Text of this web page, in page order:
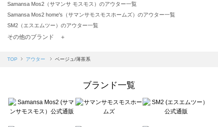
Samansa Mos2（サマンサ モスモス）のアウター一覧
Samansa Mos2 home's（サマンサモスモスホームズ）のアウター一覧
SM2（エスエムツー）のアウター一覧
TSUHARU by Samansa Mos2（ツハルバイサマンサモスモス）のアウター一覧
Samansa Mos2 blue（サマンサモスモス ブルー）のアウター一覧
sō4ū（ソウフォーユー）のアウター一覧
Te chichi（テチチ）のアウター一覧
Te chichi CLASSIC（テチチ クラシック）のアウター一覧
その他のブランド ＋
TOP アウター ベージュ/薄茶系
ブランド一覧